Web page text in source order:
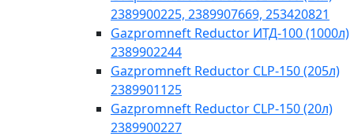
2389900225, 2389907669, 253420821
Gazpromneft Reductor ИТД-100 (1000л)
2389902244
Gazpromneft Reductor CLP-150 (205л)
2389901125
Gazpromneft Reductor CLP-150 (20л)
2389900227